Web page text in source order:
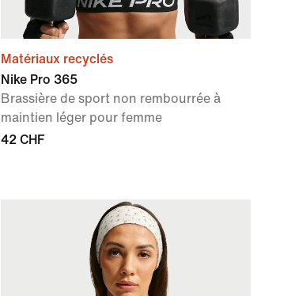
Matériaux recyclés
Nike Pro 365
Brassière de sport non rembourrée à
maintien léger pour femme
42 CHF